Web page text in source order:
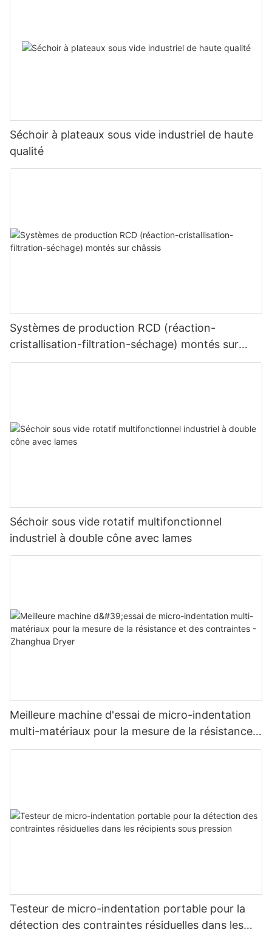
Séchoir à plateaux sous vide industriel de haute
qualité
Systèmes de production RCD (réaction-
cristallisation-filtration-séchage) montés sur
châssis
Séchoir sous vide rotatif multifonctionnel
industriel à double cône avec lames
Meilleure machine d'essai de micro-indentation
multi-matériaux pour la mesure de la résistance
et des contraintes - Zhanghua Dryer
Testeur de micro-indentation portable pour la
détection des contraintes résiduelles dans les